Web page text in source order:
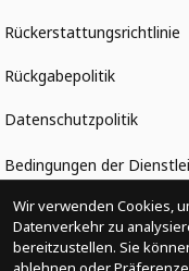
Rückerstattungsrichtlinie
Rückgabepolitik
Datenschutzpolitik
Bedingungen der
Heute abonnieren
Schließen Sie sich heute
unterstützen Sie
Wir verwenden Cookies,
Datenverkehr zu
bereitzustellen. Sie